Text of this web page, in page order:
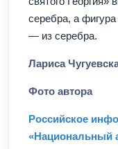
серебра, а фигура
— из серебра.
Лариса
Фото автора
Российское
«Национальный